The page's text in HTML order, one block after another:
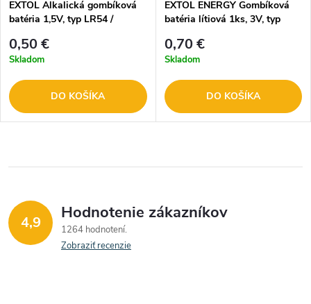
EXTOL Alkalická gombíková
batéria 1,5V, typ LR54 /
0,50 €
Skladom
DO KOŠÍKA
EXTOL ENERGY Gombíková
batéria lítiová 1ks, 3V, typ
0,70 €
Skladom
DO KOŠÍKA
4,9 Hodnotenie zákazníkov
1264 hodnotení
Zobraziť recenzie